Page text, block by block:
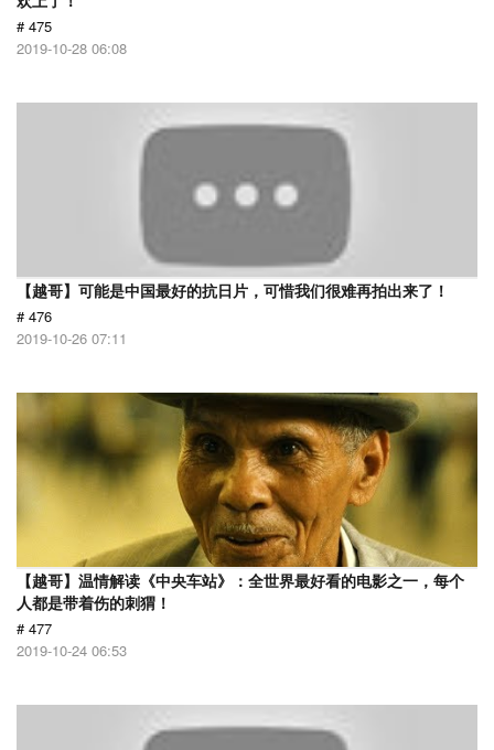
# 475
2019-10-28 06:08
【越哥】可能是中国最好的抗日片，可惜我们很难再拍出来了！
# 476
2019-10-26 07:11
【越哥】温情解读《中央车站》：全世界最好看的电影之一，每个
人都是带着伤的刺猬！
# 477
2019-10-24 06:53